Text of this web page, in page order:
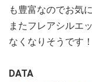
も豊富なのでお気
またフレアシルエ
なくなりそうです！
DATA